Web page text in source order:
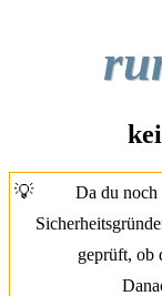
💡
Da du noch
geprüft, ob